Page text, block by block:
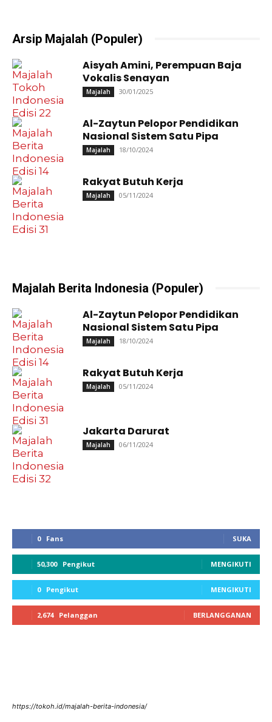
Arsip Majalah (Populer)
Aisyah Amini, Perempuan Baja
Vokalis Senayan
Majalah 30/01/2025
Al-Zaytun Pelopor Pendidikan
Nasional Sistem Satu Pipa
Majalah 18/10/2024
Rakyat Butuh Kerja
Majalah 05/11/2024
Majalah Berita Indonesia (Populer)
Al-Zaytun Pelopor Pendidikan
Nasional Sistem Satu Pipa
Majalah 18/10/2024
Rakyat Butuh Kerja
Majalah 05/11/2024
Jakarta Darurat
Majalah 06/11/2024
0 Fans SUKA
50,300 Pengikut MENGIKUTI
0 Pengikut MENGIKUTI
2,674 Pelanggan BERLANGGANAN
https://tokoh.id/majalah-berita-indonesia/